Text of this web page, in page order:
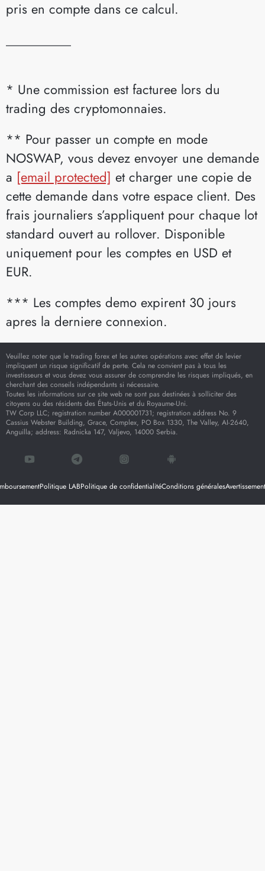
pris en compte dans ce calcul.
* Une commission est facturee lors du
trading des cryptomonnaies.
** Pour passer un compte en mode
NOSWAP, vous devez envoyer une demande
a [email protected] et charger une copie de
cette demande dans votre espace client. Des
frais journaliers s’appliquent pour chaque lot
standard ouvert au rollover. Disponible
uniquement pour les comptes en USD et
EUR.
*** Les comptes demo expirent 30 jours
apres la derniere connexion.
Veuillez noter que le trading forex et les autres opérations avec effet de levier
impliquent un risque significatif de perte. Cela ne convient pas à tous les
investisseurs et vous devez vous assurer de comprendre les risques impliqués, en
cherchant des conseils indépendants si nécessaire.
Toutes les informations sur ce site web ne sont pas destinées à solliciter des
citoyens ou des résidents des États-Unis et du Royaume-Uni.
TW Corp LLC; registration number A000001731; registration address No. 9
Cassius Webster Building, Grace, Complex, PO Box 1330, The Valley, AI-2640,
Anguilla; address: Radnicka 147, Valjevo, 14000 Serbia.
Politique LABPolitique de confidentialitéConditions générales